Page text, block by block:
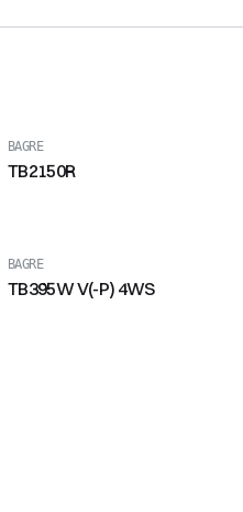
BAGRE
TB2150R
BAGRE
TB395W V(-P) 4WS